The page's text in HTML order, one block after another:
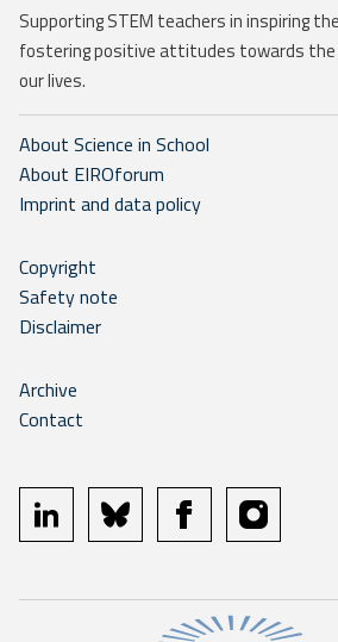
Supporting STEM teachers in inspiring
fostering positive attitudes towards the
our lives.
About Science in School
About EIROforum
Imprint and data policy
Copyright
Safety note
Disclaimer
Archive
Contact
linkedin bluesky facebookinstagram